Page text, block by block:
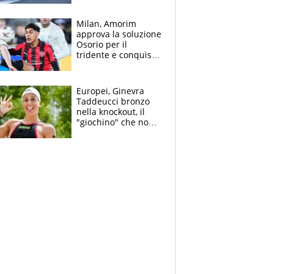
Milan, Amorim
approva la soluzione
Osorio per il
tridente e conquista
Allegri
Europei, Ginevra
Taddeucci bronzo
nella knockout, il
"giochino" che non